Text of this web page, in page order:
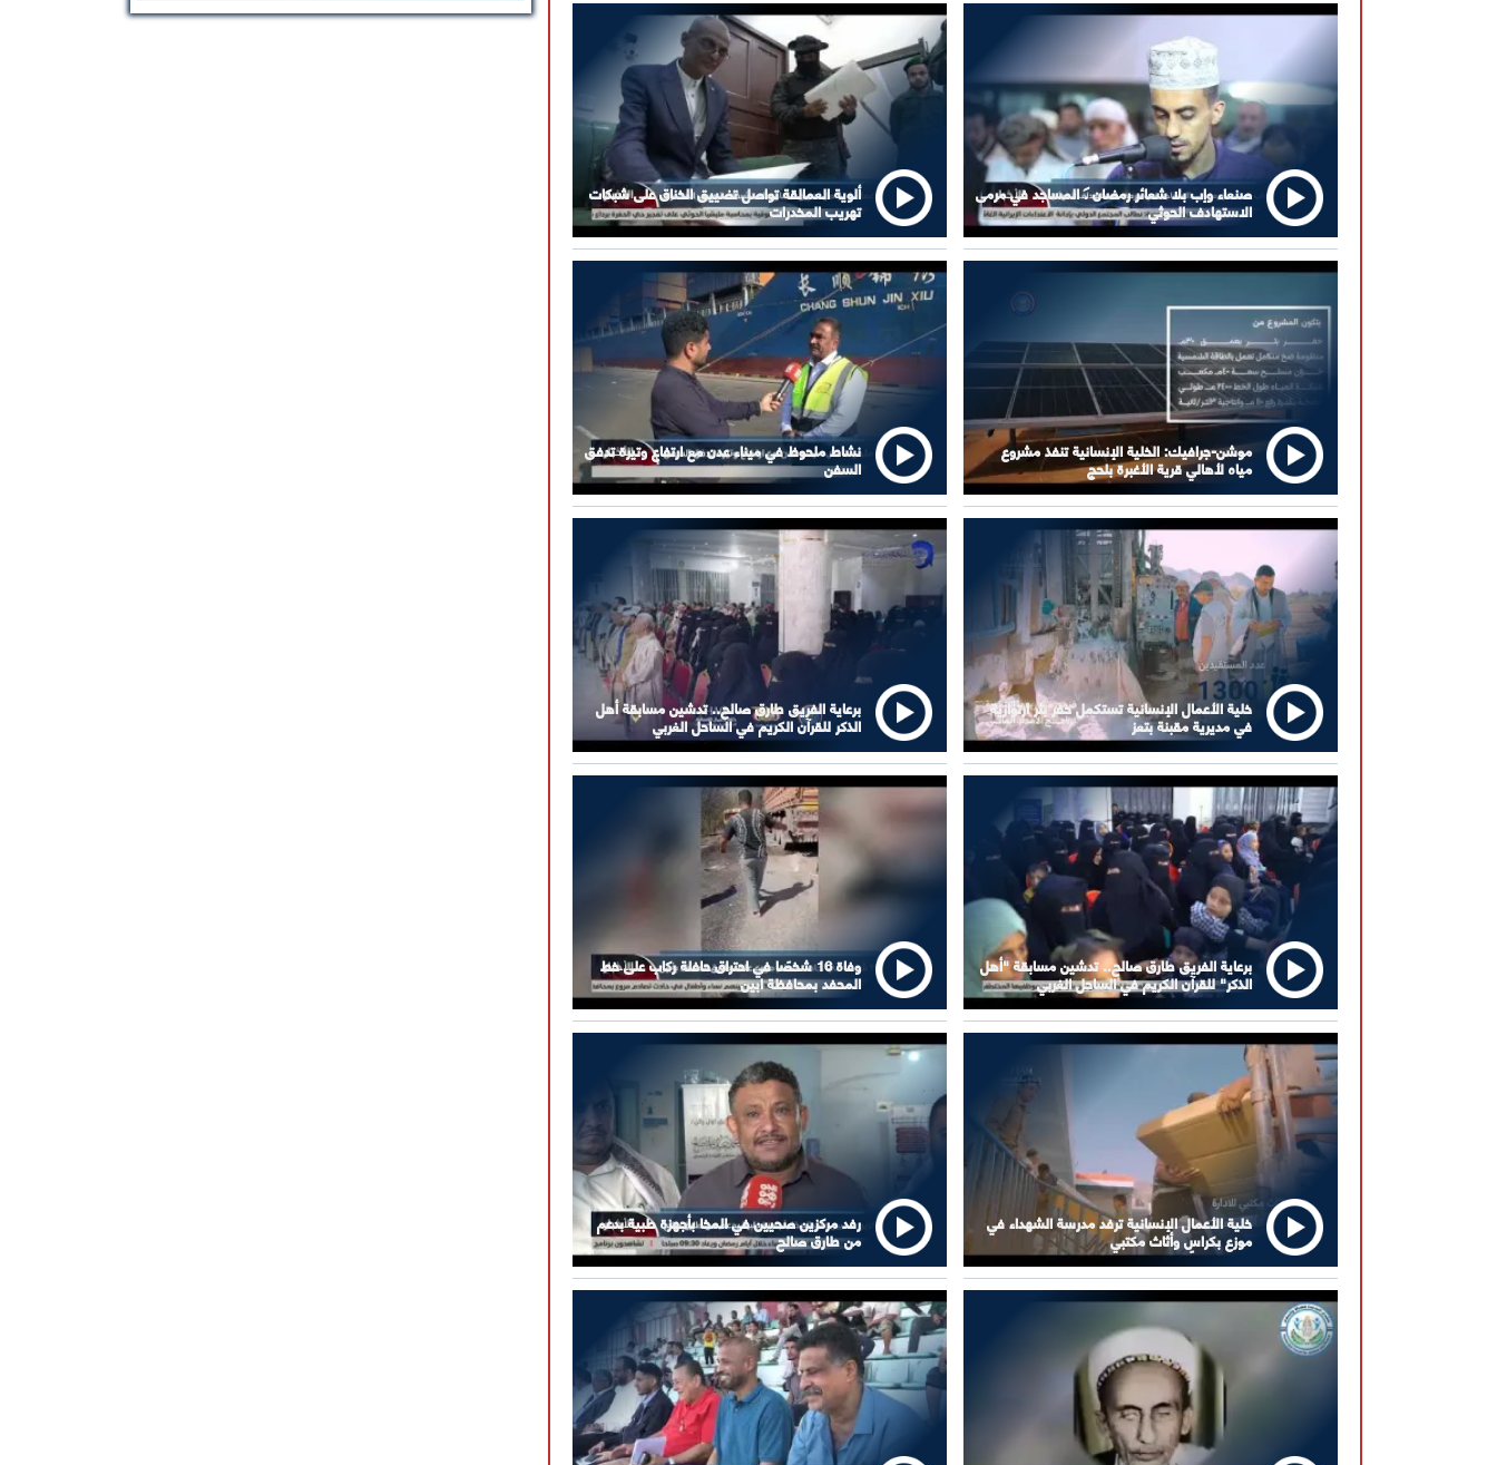
صنعاء وإب بلا شعائر رمضان . المساجد في مرمى
الاستهادف الحوثي
ألوية العمالقة تواصل تضييق الخناق على شبكات
تهريب المخدرات
موشن-جرافيك: الخلية الإنسانية تنفذ مشروع
مياه لأهالي قرية الأغبرة بلحج
نشاط ملحوظ في ميناء عدن مع ارتفاع وتيرة تدفق
السفن
خلية الأعمال الإنسانية تستكمل حفر بئر ارتوازية
في مديرية مقبنة بتعز
برعاية الفريق طارق صالح.. تدشين مسابقة أهل
الذكر للقرآن الكريم في الساحل الغربي
برعاية الفريق طارق صالح.. تدشين مسابقة "أهل
الذكر" للقرآن الكريم في الساحل الغربي
وفاة 16 شخصًا في احتراق حافلة ركاب على خط
المحفد بمحافظة ابين
خلية الأعمال الإنسانية ترفد مدرسة الشهداء في
موزع بكراسٍ وأثاث مكتبي
رفد مركزين صحيين في المخا بأجهزة طبية بدعم
من طارق صالح